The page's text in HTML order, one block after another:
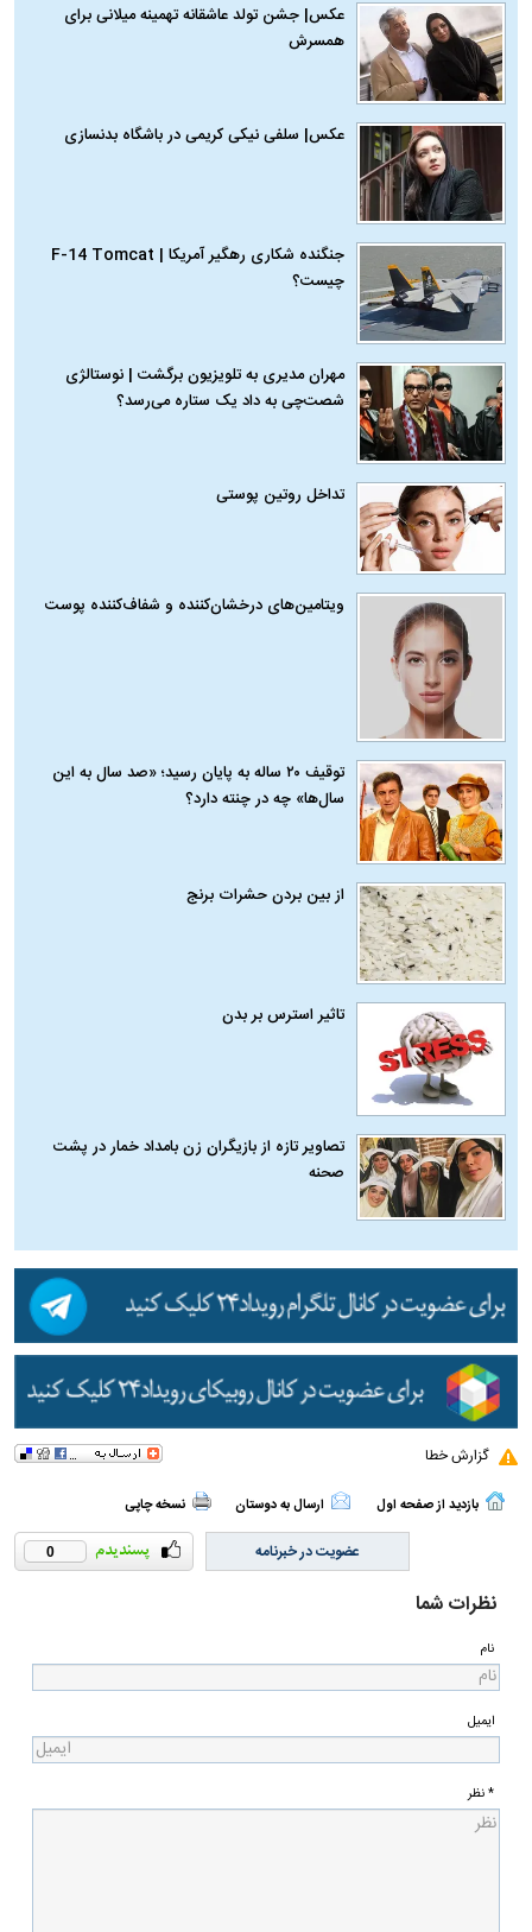
عکس| جشن تولد عاشقانه تهمینه میلانی برای
همسرش
عکس| سلفی نیکی کریمی در باشگاه بدنسازی
جنگنده شکاری رهگیر آمریکا | F-14 Tomcat
چیست؟
مهران مدیری به تلویزیون برگشت | نوستالژی
شصت‌چی به داد یک ستاره می‌رسد؟
تداخل روتین پوستی
ویتامین‌های درخشان‌کننده و شفاف‌کننده پوست
توقیف ۲۰ ساله به پایان رسید؛ «صد سال به این
سال‌ها» چه در چنته دارد؟
از بین بردن حشرات برنج
تاثیر استرس بر بدن
تصاویر تازه از بازیگران زن بامداد خمار در پشت
صحنه
گزارش خطا
بازدید از صفحه اول ارسال به دوستان نسخه چاپی
0 عضویت در خبرنامه
نظرات شما
نام
ایمیل
* نظر